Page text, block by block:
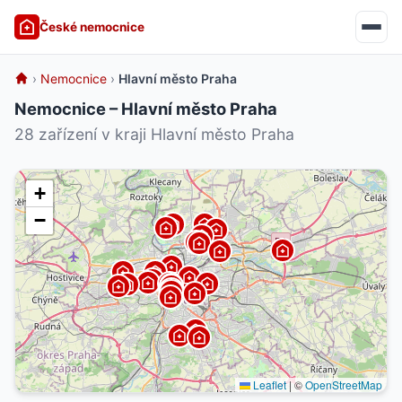
České nemocnice
› Nemocnice › Hlavní město Praha
Nemocnice – Hlavní město Praha
28 zařízení v kraji Hlavní město Praha
+
−
Leaflet|©OpenStreetMap